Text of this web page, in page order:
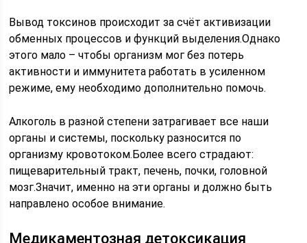
Вывод токсинов происходит за счёт активизации
обменных процессов и функций выделения.Однако
этого мало – чтобы организм мог без потерь
активности и иммунитета работать в усиленном
режиме, ему необходимо дополнительно помочь.
Алкоголь в разной степени затрагивает все наши
органы и системы, поскольку разносится по
организму кровотоком.Более всего страдают:
пищеварительный тракт, печень, почки, головной
мозг.Значит, именно на эти органы и должно быть
направлено особое внимание.
Медикаментозная детоксикация